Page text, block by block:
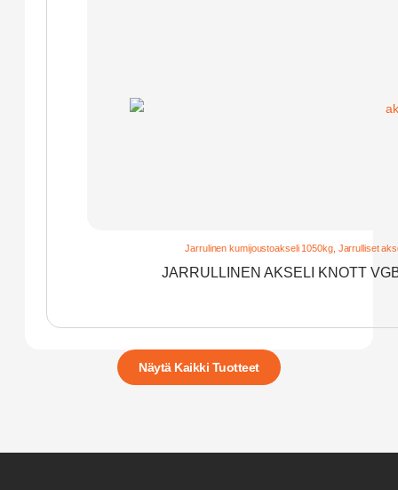
Näytä Kaikki Tuotteet
Jarrulinen kumijoustoakseli 1050kg, Jarrulliset
JARRULLINEN AKSELI KNOTT